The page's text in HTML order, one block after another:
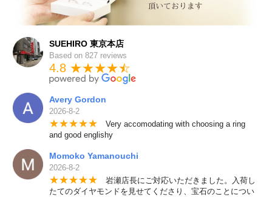
SUEHIRO 東京本店
Based on 827 reviews
4.8 ★★★★★
☆
Avery Gordon
2026-8-2
★★★★★ Very accomodating with choosing a ring
and good englishy
Momoko Yamanouchi
2026-8-2
★★★★★ 岩瀬店長にご対応いただきました。入荷し
たてのダイヤモンドを見せてくださり、宝石のことについ